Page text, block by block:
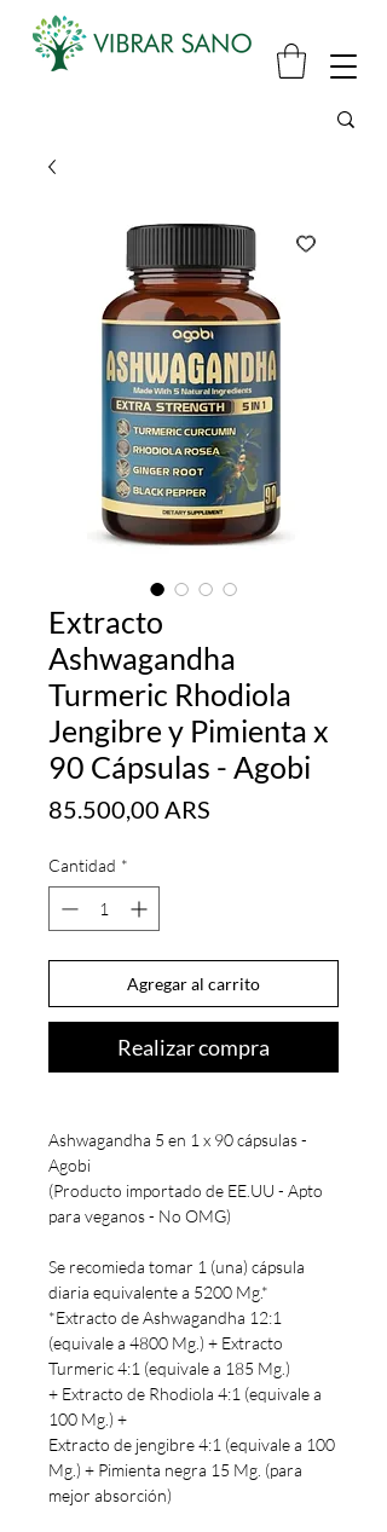
Extracto
Ashwagandha
Turmeric Rhodiola
Jengibre y Pimienta x
90 Cápsulas - Agobi
85.500,00 ARS
Cantidad *
Agregar al carrito
Realizar compra
Ashwagandha 5 en 1 x 90 cápsulas -
Agobi
(Producto importado de EE.UU - Apto
para veganos - No OMG)
Se recomieda tomar 1 (una) cápsula
diaria equivalente a 5200 Mg.*
*Extracto de Ashwagandha 12:1
(equivale a 4800 Mg.) + Extracto
Turmeric 4:1 (equivale a 185 Mg.)
+ Extracto de Rhodiola 4:1 (equivale a
100 Mg.) +
Extracto de jengibre 4:1 (equivale a 100
Mg.) + Pimienta negra 15 Mg. (para
mejor absorción)